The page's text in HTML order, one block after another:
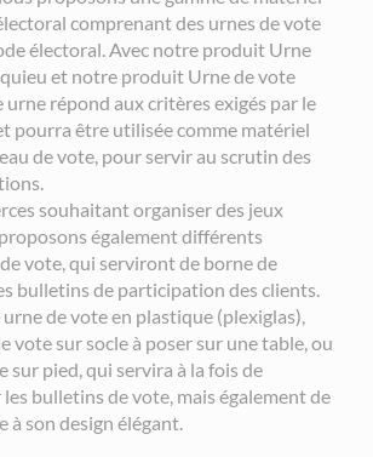
comprenant des urnes de vote
électoral. Avec notre produit Urne
et notre produit Urne de vote
urne répond aux critères exigés par le
pourra être utilisée comme matériel
de vote, pour servir au scrutin des
souhaitant organiser des jeux
également différents
vote, qui serviront de borne de
bulletins de participation des clients.
de vote en plastique (plexiglas),
vote sur socle à poser sur une table, ou
sur pied, qui servira à la fois de
bulletins de vote, mais également de
à son design élégant.